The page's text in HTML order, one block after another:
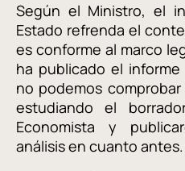
Según el Ministro, el
Estado refrenda el
es conforme al marco
ha publicado el
no podemos
estudiando el
Economista y
análisis en cuanto antes.